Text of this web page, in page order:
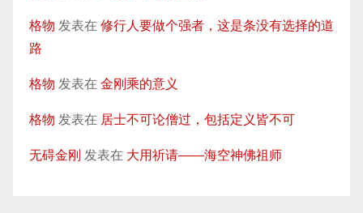
格物 发表在 修行人要做个强者，这是条没有选择的道
路
格物 发表在 金刚乘的意义
格物 发表在 居士不可论僧过，包括定义皆不可
无碍金刚 发表在 大用祈请——海空神佛祖师